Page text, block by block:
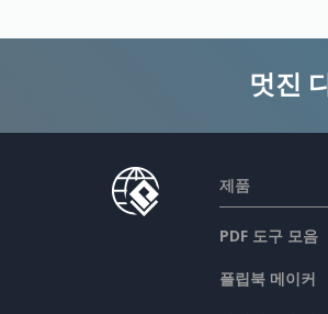
멋진
제품
PDF 도구 모음
플립북 메이커